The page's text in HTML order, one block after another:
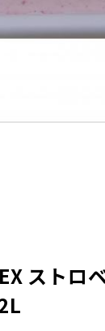
ストロ